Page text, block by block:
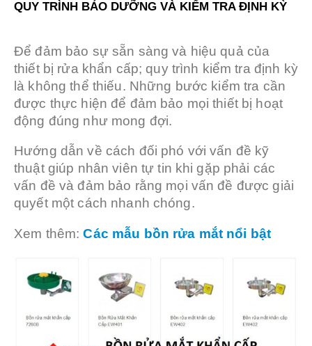
QUY TRÌNH BẢO DƯỠNG VÀ KIỂM TRA ĐỊNH KỲ
Để đảm bảo sự sẵn sàng và hiệu quả của
thiết bị rửa khẩn cấp; quy trình kiểm tra định kỳ
là không thể thiếu. Những bước kiểm tra cần
được thực hiện để đảm bảo mọi thiết bị hoạt
động đúng như mong đợi.
Hướng dẫn về cách đối phó với vấn đề kỹ
thuật giúp nhân viên tự tin khi gặp phải các
vấn đề và đảm bảo rằng mọi vấn đề được giải
quyết một cách nhanh chóng.
Xem thêm:Các mẫu bồn rửa mắt nổi bật